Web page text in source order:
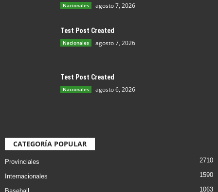
Nacionales agosto 7, 2026
Test Post Created
Nacionales agosto 7, 2026
Test Post Created
Nacionales agosto 6, 2026
CATEGORÍA POPULAR
Provinciales 2710
Internacionales 1590
1063